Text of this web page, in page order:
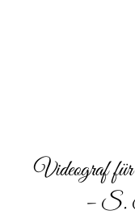
Videograf
– S.